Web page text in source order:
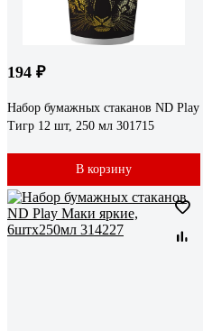
194 ₽
Набор бумажных стаканов ND Play
Тигр 12 шт, 250 мл 301715
В корзину